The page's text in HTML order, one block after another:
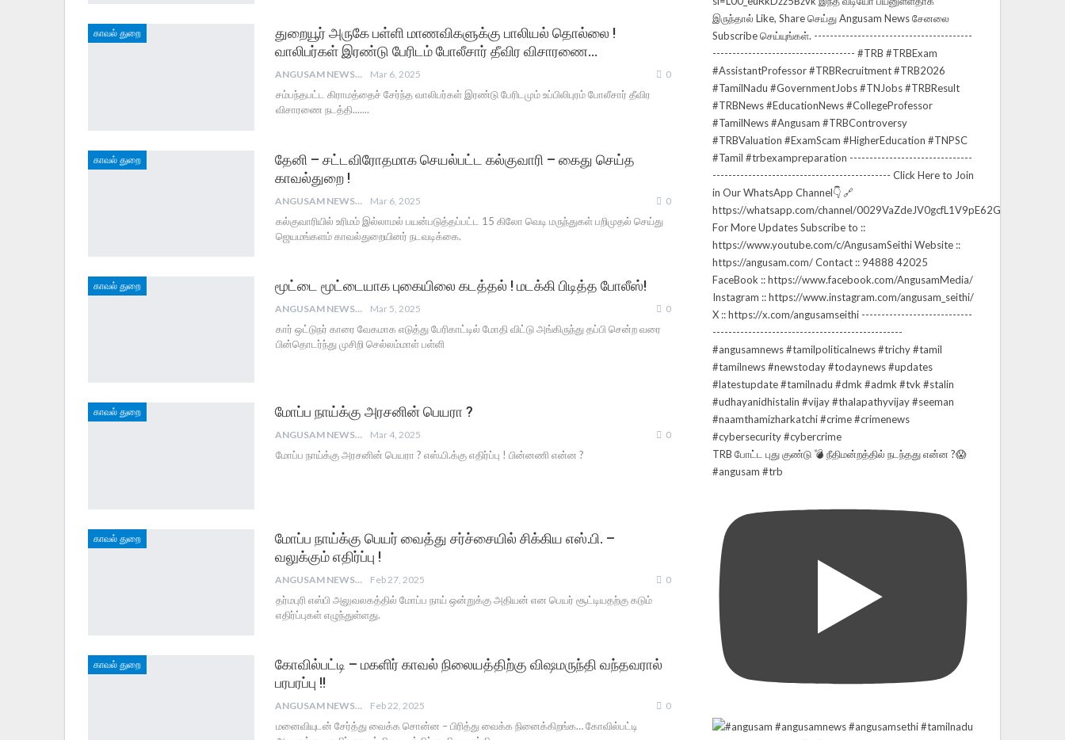
காவல் துறை
துறையூர் அருகே பள்ளி மாணவிகளுக்கு பாலியல் தொல்லை !
வாலிபர்கள் இரண்டு பேரிடம் போலீசார் தீவிர விசாரணை…
ANGUSAM NEWS Mar 6, 2025 0
சம்பந்தபட்ட கிராமத்தைச் சேர்ந்த வாலிபர்கள் இரண்டு பேரிடமும் உப்பிலிபுரம் போலீசார் தீவிர
விசாரணை நடத்தி.......
காவல் துறை
தேனி – சட்டவிரோதமாக செயல்பட்ட கல்குவாரி – கைது செய்த
காவல்துறை !
ANGUSAM NEWS Mar 6, 2025 0
கல்குவாரியில் உரிமம் இல்லாமல் பயன்படுத்தப்பட்ட 15 கிலோ வெடி மருந்துகள் பறிமுதல் செய்து
ஜெயமங்களம் காவல்துறையினர் நடவடிக்கை.
காவல் துறை மூட்டை மூட்டையாக புகையிலை கடத்தல் ! மடக்கி பிடித்த போலீஸ்!
ANGUSAM NEWS Mar 5, 2025 0
கார் ஒட்டுநர் காரை வேகமாக எடுத்து பேரிகாட்டில் மோதி விட்டு அங்கிருந்து தப்பி சென்ற வரை
பின்தொடர்ந்து முசிறி செல்லம்மாள் பள்ளி
காவல் துறை மோப்ப நாய்க்கு அரசனின் பெயரா ?
ANGUSAM NEWS Mar 4, 2025 0
மோப்ப நாய்க்கு அரசனின் பெயரா ? எஸ்.பி.க்கு எதிர்ப்பு ! பின்னணி என்ன ?
காவல் துறை
மோப்ப நாய்க்கு பெயர் வைத்து சர்ச்சையில் சிக்கிய எஸ்.பி. –
வலுக்கும் எதிர்ப்பு !
ANGUSAM NEWS Feb 27, 2025 0
தர்மபுரி எஸ்பி அலுவலகத்தில் மோப்ப நாய் ஒன்றுக்கு அதியன் என பெயர் சூட்டியதற்கு கடும்
எதிர்ப்புகள் எழுந்துள்ளது.
காவல் துறை
கோவில்பட்டி – மகளிர் காவல் நிலையத்திற்கு விஷமருந்தி வந்தவரால்
பரபரப்பு !!
ANGUSAM NEWS Feb 22, 2025 0
மனைவியுடன் சேர்த்து வைக்க சொன்ன – பிரித்து வைக்க நினைக்கிறங்க… கோவில்பட்டி
TRB போட்ட புது குண்டு 💣 நீதிமன்றத்தில் நடந்தது என்ன ?😱
#angusam #trb